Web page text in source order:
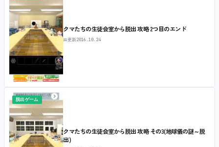
クマたちの生徒会室から脱出 攻略 2つ目のエンド
📅更新2016.10.24
脱出ゲーム
クマたちの生徒会室から脱出 攻略 その3(地球儀の謎～脱
出)